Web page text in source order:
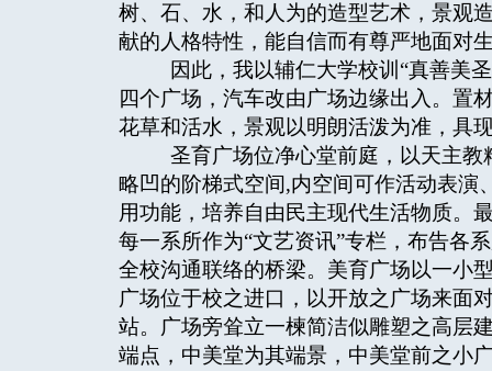
树、石、水，和人为的造型艺术，景观
献的人格特性，能自信而有尊严地面对
因此，我以辅仁大学校训“真善美
四个广场，汽车改由广场边缘出入。置
花草和活水，景观以明朗活泼为准，具
圣育广场位净心堂前庭，以天主教
略凹的阶梯式空间,内空间可作活动表演
用功能，培养自由民主现代生活物质。
每一系所作为“文艺资讯”专栏，布告各
全校沟通联络的桥梁。美育广场以一小
广场位于校之进口，以开放之广场来面
站。广场旁耸立一楝简洁似雕塑之高层
端点，中美堂为其端景，中美堂前之小